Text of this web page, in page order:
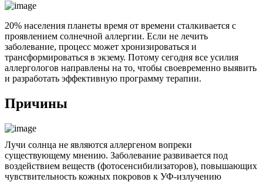
20% населения планеты время от времени сталкивается с
проявлением солнечной аллергии. Если не лечить
заболевание, процесс может хронизироваться и
трансформироваться в экзему. Потому сегодня все усилия
аллергологов направлены на то, чтобы своевременно выявить
и разработать эффективную программу терапии.
Причины
Лучи солнца не являются аллергеном вопреки
существующему мнению. Заболевание развивается под
воздействием веществ (фотосенсибилизаторов), повышающих
чувствительность кожных покровов к УФ-излучению